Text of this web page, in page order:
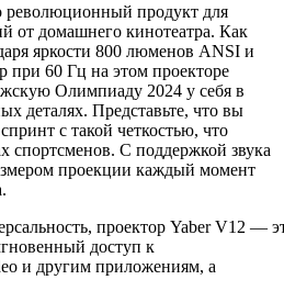
продукт для
от домашнего кинотеатра. Как
яркости 800 люменов ANSI и
при 60 Гц на этом проекторе
Олимпиаду 2024 у себя в
деталях. Представьте, что вы
с такой четкостью, что
спортсменов. С поддержкой звука
проекции каждый момент
проектор Yaber V12 —
доступ к
и другим приложениям, а